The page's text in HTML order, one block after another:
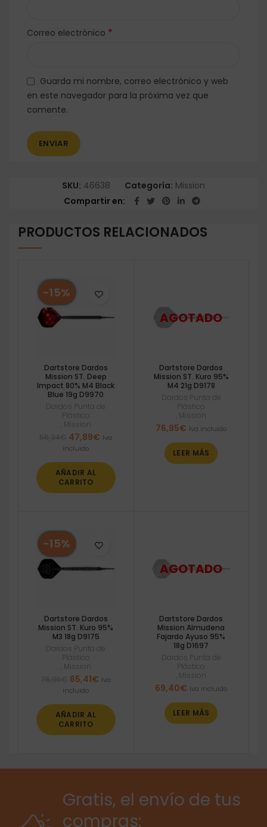
Correo electrónico *
Guarda mi nombre, correo electrónico y web
en este navegador para la próxima vez que
comente.
SKU: 46638 Categoría: Mission
Compartir en
PRODUCTOS RELACIONADOS
-15%
Dartstore Dardos
Mission ST. Deep
Impact 80% M4 Black
Blue 19g D9970
Dardos Punta de
Plástico
Mission
El
precio
era:
56,34€.
47,89€ El
es:
47,89€.
Iva
incluido
AÑADIR AL
CARRITO
Dartstore Dardos
Mission ST. Kuro 95%
M4 21g D9178
Dardos Punta de
Plástico
Mission
76,95€ Iva incluido
LEER MÁS
-15%
Dartstore Dardos
Mission ST. Kuro 95%
M3 18g D9175
Dardos Punta de
Plástico
Mission
El
precio
era:
76,95€.
65,41€El
es:
65,41€.
Iva
incluido
AÑADIR AL
CARRITO
Dartstore Dardos
Mission Almudena
Fajardo Ayuso 95%
18g D1697
Dardos Punta de
Plástico
Mission
69,40€ Iva incluido
LEER MÁS
Gratis, el envío de tus
compras: